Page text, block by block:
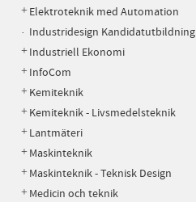
Elektroteknik med Automation
Industridesign Kandidatutbildning
Industriell Ekonomi
InfoCom
Kemiteknik
Kemiteknik - Livsmedelsteknik
Lantmäteri
Maskinteknik
Maskinteknik - Teknisk Design
Medicin och teknik